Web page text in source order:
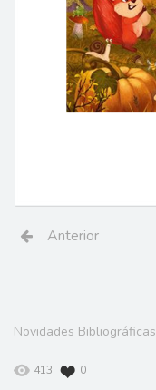
Anterior
Novidades Bibliográficas
413 0